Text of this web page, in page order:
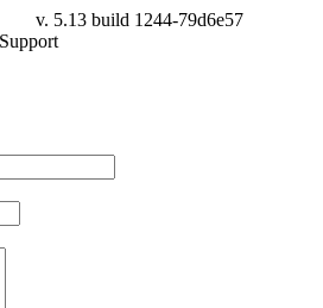
v. 5.13 build 1244-79d6e57